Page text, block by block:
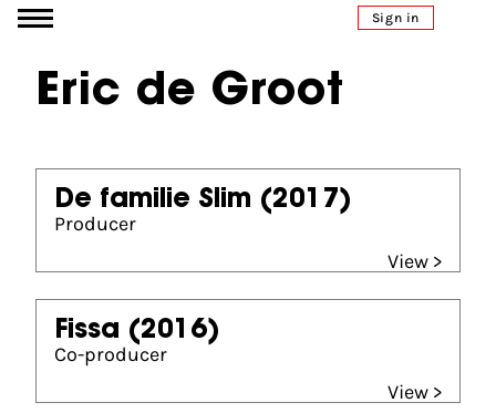
Go to content Sign in
Eric de Groot
De familie Slim (2017)
Producer
View >
Fissa (2016)
Co-producer
View >